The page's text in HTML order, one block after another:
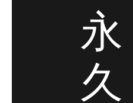
永
久